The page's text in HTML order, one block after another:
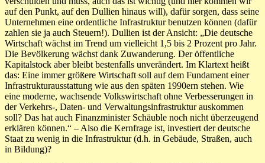
auf den Punkt, auf den Dullien hinaus will), dafür sorgen, dass seine
Unternehmen eine ordentliche Infrastruktur benutzen können (dafür
zahlen sie ja auch Steuern!). Dullien ist der Ansicht: „Die deutsche
Wirtschaft wächst im Trend um vielleicht 1,5 bis 2 Prozent pro Jahr.
Die Bevölkerung wächst dank Zuwanderung. Der öffentliche
Kapitalstock aber bleibt bestenfalls unverändert. Im Klartext heißt
das: Eine immer größere Wirtschaft soll auf dem Fundament einer
Infrastrukturausstattung wie aus den späten 1990ern stehen. Wie
eine moderne, wachsende Volkswirtschaft ohne Verbesserungen in
der Verkehrs-, Daten- und Verwaltungsinfrastruktur auskommen
soll? Das hat auch Finanzminister Schäuble noch nicht überzeugend
erklären können.“ – Also die Kernfrage ist, investiert der deutsche
Staat zu wenig in die Infrastruktur (d.h. in Gebäude, Straßen, auch
in Bildung)?